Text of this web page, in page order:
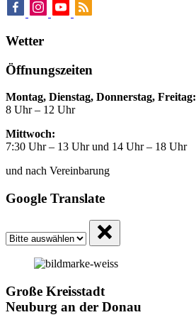
Wetter
Öffnungszeiten
Montag, Dienstag, Donnerstag, Freitag:
8 Uhr – 12 Uhr
Mittwoch:
7:30 Uhr – 13 Uhr und 14 Uhr – 18 Uhr
und nach Vereinbarung
Google Translate
Große Kreisstadt
Neuburg an der Donau